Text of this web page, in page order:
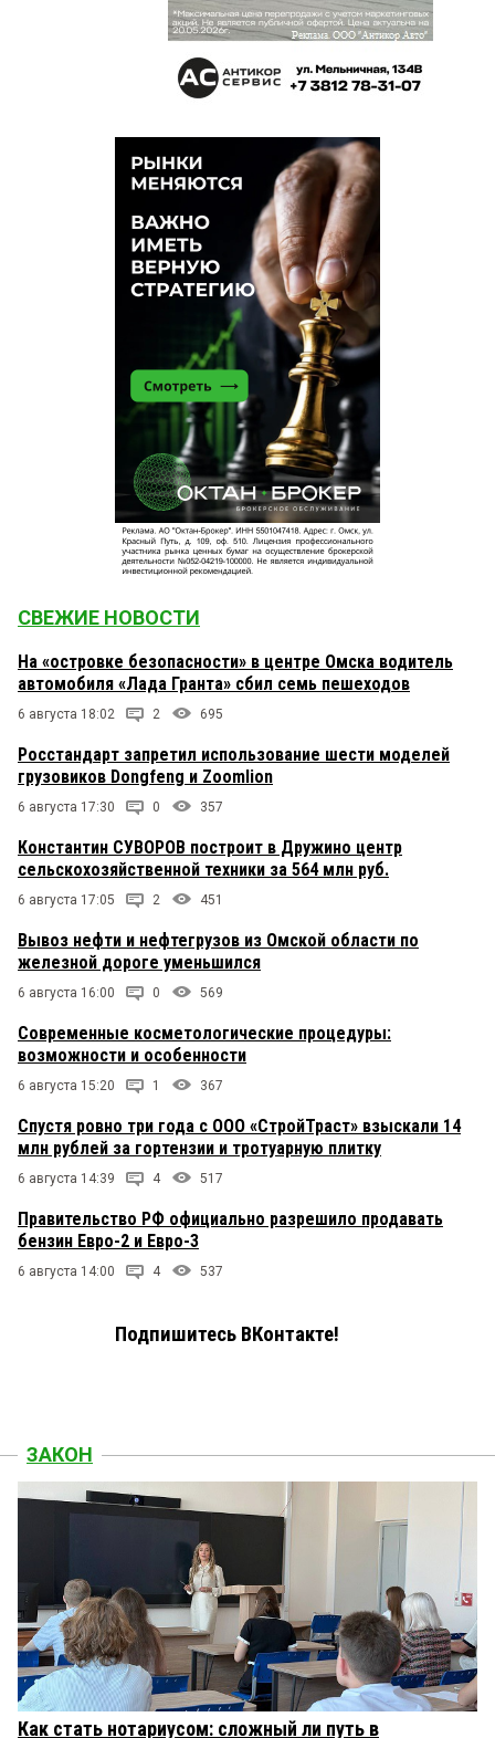
СВЕЖИЕ НОВОСТИ
На «островке безопасности» в центре Омска водитель
автомобиля «Лада Гранта» сбил семь пешеходов
6 августа 18:02 2 695
Росстандарт запретил использование шести моделей
грузовиков Dongfeng и Zoomlion
6 августа 17:30 0 357
Константин СУВОРОВ построит в Дружино центр
сельскохозяйственной техники за 564 млн руб.
6 августа 17:05 2 451
Вывоз нефти и нефтегрузов из Омской области по
железной дороге уменьшился
6 августа 16:00 0 569
Современные косметологические процедуры:
возможности и особенности
6 августа 15:20 1 367
Спустя ровно три года с ООО «СтройТраст» взыскали 14
млн рублей за гортензии и тротуарную плитку
6 августа 14:39 4 517
Правительство РФ официально разрешило продавать
бензин Евро-2 и Евро-3
6 августа 14:00 4 537
Подпишитесь ВКонтакте!
ЗАКОН
Как стать нотариусом: сложный ли путь в